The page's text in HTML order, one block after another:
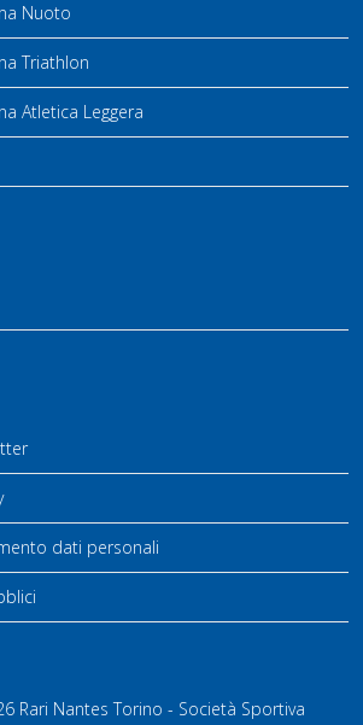
Nuoto
Triathlon
Atletica Leggera
dati personali
Rari Nantes Torino - Società Sportiva